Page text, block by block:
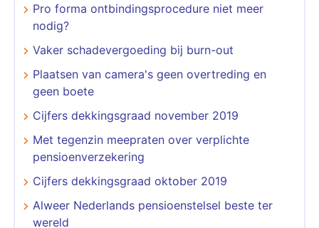
Pro forma ontbindingsprocedure niet meer
nodig?
Vaker schadevergoeding bij burn-out
Plaatsen van camera's geen overtreding en
geen boete
Cijfers dekkingsgraad november 2019
Met tegenzin meepraten over verplichte
pensioenverzekering
Cijfers dekkingsgraad oktober 2019
Alweer Nederlands pensioenstelsel beste ter
wereld